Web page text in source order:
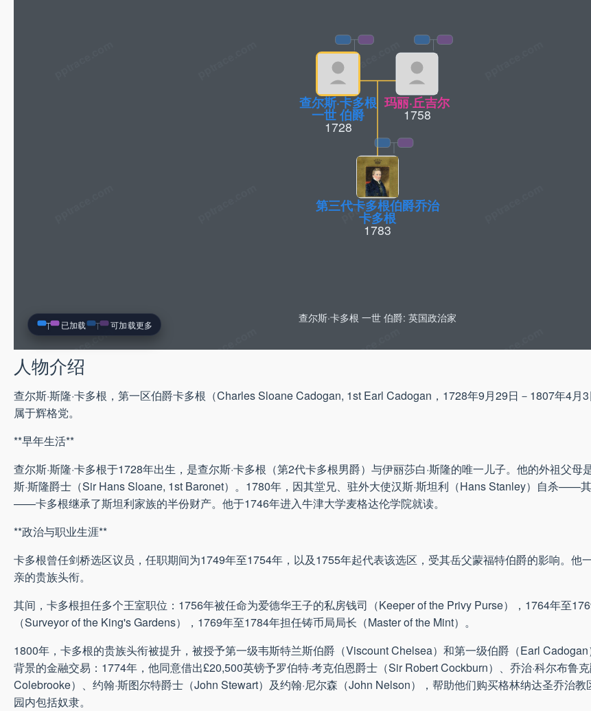
查尔斯·卡多根
一世 伯爵
1728
第三代卡多根伯爵乔治
卡多根
1783
玛丽·丘吉尔
1758
查尔斯·卡多根 一世 伯爵: 英国政治家
已加载 可加载更多
人物介绍
查尔斯·斯隆·卡多根，第一区伯爵卡多根（Charles Sloane Cadogan, 1st Earl Cadogan，1728年9月29日－1807年4月
属于辉格党。
**早年生活**
查尔斯·斯隆·卡多根于1728年出生，是查尔斯·卡多根（第2代卡多根男爵）与伊丽莎白·斯隆的唯一儿子。他的外祖父母
斯·斯隆爵士（Sir Hans Sloane, 1st Baronet）。1780年，因其堂兄、驻外大使汉斯·斯坦利（Hans Stanley）自杀——
——卡多根继承了斯坦利家族的半份财产。他于1746年进入牛津大学麦格达伦学院就读。
**政治与职业生涯**
卡多根曾任剑桥选区议员，任职期间为1749年至1754年，以及1755年起代表该选区，受其岳父蒙福特伯爵的影响。他
亲的贵族头衔。
其间，卡多根担任多个王室职位：1756年被任命为爱德华王子的私房钱司（Keeper of the Privy Purse），1764年至
（Surveyor of the King's Gardens），1769年至1784年担任铸币局局长（Master of the Mint）。
1800年，卡多根的贵族头衔被提升，被授予第一级韦斯特兰斯伯爵（Viscount Chelsea）和第一级伯爵（Earl
背景的金融交易：1774年，他同意借出£20,500英镑予罗伯特·考克伯恩爵士（Sir Robert Cockburn）、乔治·科尔布鲁
Colebrooke）、约翰·斯图尔特爵士（John Stewart）及约翰·尼尔森（John Nelson），帮助他们购买格林纳达圣乔治
园内包括奴隶。